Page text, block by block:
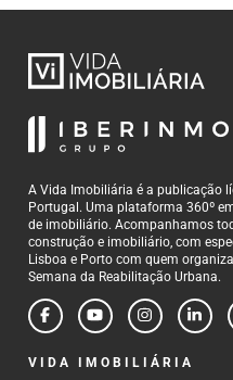
A Vida Imobiliária é a publicação
Portugal. Uma plataforma 360º
de imobiliário. Acompanhamos
construção e imobiliário, com
Lisboa e Porto com quem
Semana da Reabilitação Urbana.
VIDA IMOBILIÁRIA